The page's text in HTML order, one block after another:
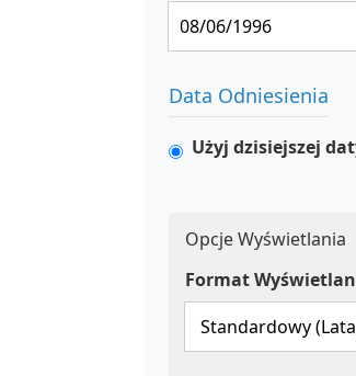
Data Odniesienia
Użyj dzisiejszej
Opcje Wyświetlania
Format